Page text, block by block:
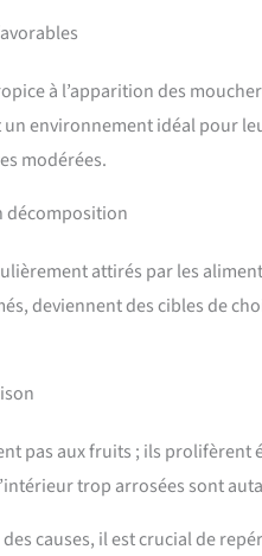
à l’apparition des
environnement idéal pour
modérées.
décomposition
attirés par les
deviennent des cibles de
pas aux fruits ; ils prolifèrent
trop arrosées sont
causes, il est crucial de